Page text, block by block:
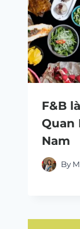
F&B
Quan
Nam
By